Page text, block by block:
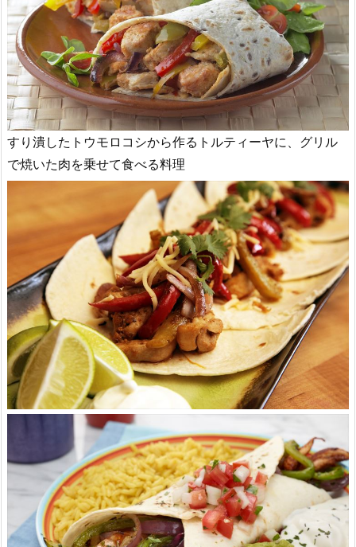
すり潰したトウモロコシから作るトルティーヤに、グリル
で焼いた肉を乗せて食べる料理